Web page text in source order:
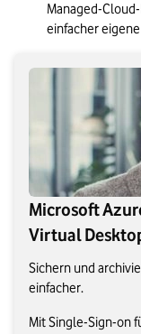
Managed-
einfacher
Microsoft
Virtual
Sichern und
einfacher.
Mit Single-Sign-on